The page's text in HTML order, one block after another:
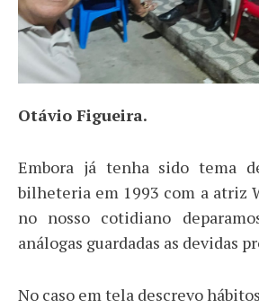
Otávio Figueira.
Embora já tenha sido tema
bilheteria em 1993 com a atriz
no nosso cotidiano
análogas guardadas as devidas
No caso em tela descrevo